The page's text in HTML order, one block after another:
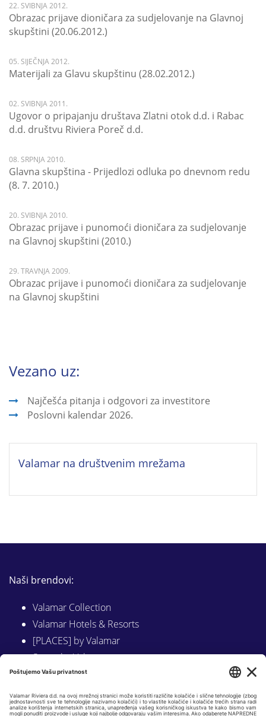
22. SVIBNJA 2012.
Obrazac prijave dioničara za sudjelovanje na Glavnoj
skupštini (20.06.2012.)
05. SIJEČNJA 2012.
Materijali za Glavu skupštinu (28.02.2012.)
02. SVIBNJA 2011.
Ugovor o pripajanju društava Zlatni otok d.d. i Rabac
d.d. društvu Riviera Poreč d.d.
08. SRPNJA 2010.
Glavna skupština - Prijedlozi odluka po dnevnom redu
(8. 7. 2010.)
20. SVIBNJA 2010.
Obrazac prijave i punomoći dioničara za sudjelovanje
na Glavnoj skupštini (2010.)
29. TRAVNJA 2009.
Obrazac prijave i punomoći dioničara za sudjelovanje
na Glavnoj skupštini
Vezano uz:
Najčešća pitanja i odgovori za investitore
Poslovni kalendar 2026.
Valamar na društvenim mrežama
Naši brendovi:
Valamar Collection
Valamar Hotels & Resorts
[PLACES] by Valamar
Sunny by Valamar
Valamar Camping
Istraži na Valamar.com